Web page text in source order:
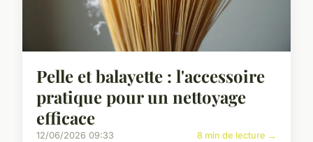
Pelle et balayette : l'accessoire
pratique pour un nettoyage
efficace
12/06/2026 09:33 8 min de lecture →